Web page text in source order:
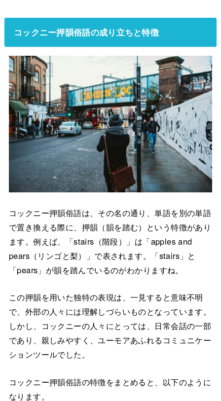
コックニー押韻俗語の成り立ちと特徴
コックニー押韻俗語は、その名の通り、単語を別の単語
で置き換える際に、押韻（韻を踏む）という特徴があり
ます。例えば、「stairs（階段）」は「apples and
pears（リンゴと梨）」で表されます。「stairs」と
「pears」が韻を踏んでいるのがわかりますね。
この押韻を用いた独特の表現は、一見すると意味不明
で、外部の人々には理解しづらいものとなっています。
しかし、コックニーの人々にとっては、日常会話の一部
であり、親しみやすく、ユーモアあふれるコミュニケー
ションツールでした。
コックニー押韻俗語の特徴をまとめると、以下のように
なります。